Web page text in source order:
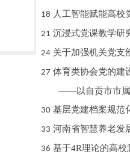
18 人工智能赋能高校
21 沉浸式党课教学研
24 关于加强机关党支
27 体育类协会党的建
——以自贡市市
30 基层党建档案规范
33 河南省智慧养老发
36 基于4R理论的高